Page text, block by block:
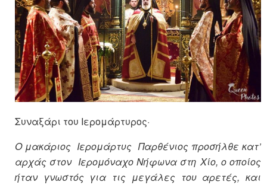
Συναξάρι του Ιερομάρτυρος·
Ο μακάριος Ιερομάρτυς Παρθένιος προσήλθε κατ’
αρχάς στον Ιερομόναχο Νήφωνα στη Χίο, ο οποίος
ήταν γνωστός για τις μεγάλες του αρετές, και